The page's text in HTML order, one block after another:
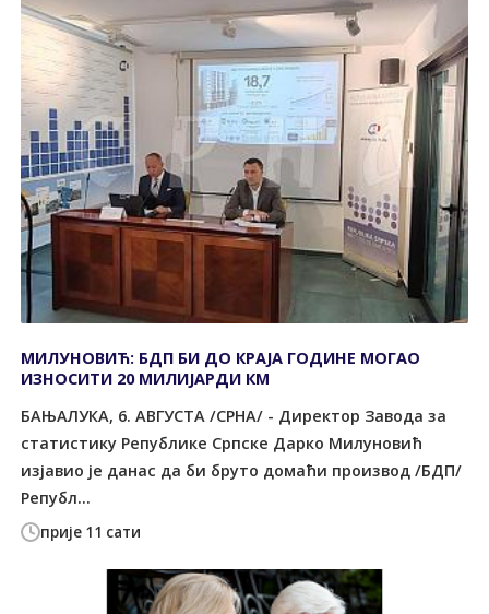
прије 11 сати
МИЛУНОВИЋ: БДП БИ ДО КРАЈА ГОДИНЕ МОГАО
ИЗНОСИТИ 20 МИЛИЈАРДИ КМ
БАЊАЛУКА, 6. АВГУСТА /СРНА/ - Директор Завода за
статистику Републике Српске Дарко Милуновић
изјавио је данас да би бруто домаћи производ /БДП/
Републ...